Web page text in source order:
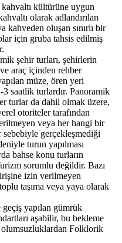
kültürüne uygun
olarak adlandırılan
kahveden oluşan sınırlı bir
için gruba tahsis edilmiş
şehir turları, şehirlerin
araç içinden rehber
müze, ören yeri
saatlik turlardır. Panoramik
turlar da dahil olmak üzere,
otoriteler tarafından
veya her hangi bir
gerçekleşmediği
turun yapılması
bahse konu turların
sorumlu değildir. Bazı
izin verilmeyen
taşıma veya yaya olarak
geçiş yapılan gümrük
aşabilir, bu bekleme
olumsuzluklardan Folklorik